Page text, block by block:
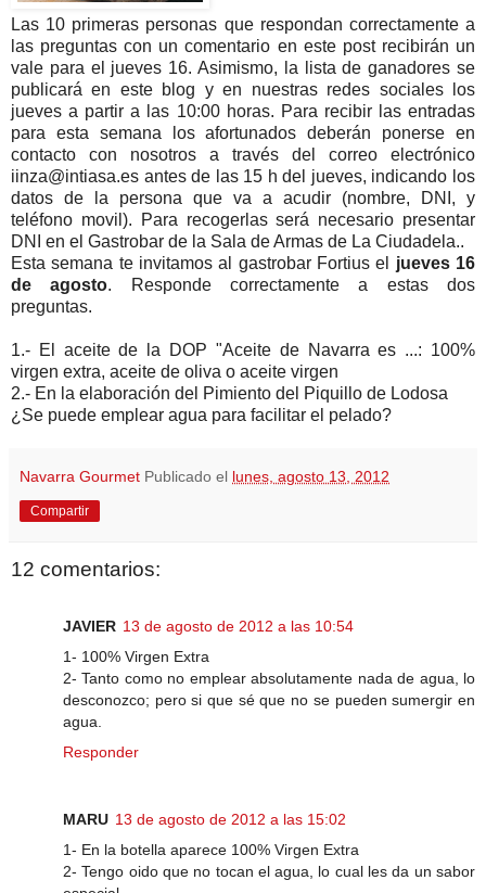
Las 10 primeras personas que respondan correctamente a
las preguntas con un comentario en este post recibirán un
vale para el jueves 16. Asimismo, la lista de ganadores se
publicará en este blog y en nuestras redes sociales los
jueves a partir a las 10:00 horas. Para recibir las entradas
para esta semana los afortunados deberán ponerse en
contacto con nosotros a través del correo electrónico
iinza@intiasa.es antes de las 15 h del jueves, indicando los
datos de la persona que va a acudir (nombre, DNI, y
teléfono movil). Para recogerlas será necesario presentar
DNI en el Gastrobar de la Sala de Armas de La Ciudadela..
Esta semana te invitamos al gastrobar Fortius el jueves 16
de agosto. Responde correctamente a estas dos
preguntas.
1.- El aceite de la DOP "Aceite de Navarra es ...: 100%
virgen extra, aceite de oliva o aceite virgen
2.- En la elaboración del Pimiento del Piquillo de Lodosa
¿Se puede emplear agua para facilitar el pelado?
Navarra Gourmet Publicado el lunes, agosto 13, 2012
Compartir
12 comentarios:
JAVIER 13 de agosto de 2012 a las 10:54
1- 100% Virgen Extra
2- Tanto como no emplear absolutamente nada de agua, lo
desconozco; pero si que sé que no se pueden sumergir en
agua.
Responder
MARU 13 de agosto de 2012 a las 15:02
1- En la botella aparece 100% Virgen Extra
2- Tengo oido que no tocan el agua, lo cual les da un sabor